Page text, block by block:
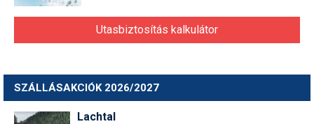
Utasbiztosítás kalkulátor
SZÁLLÁSAKCIÓK 2026/2027
Lachtal